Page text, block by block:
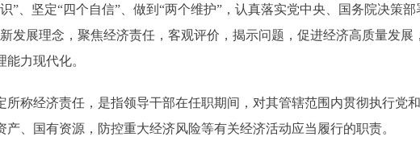
”、坚定“四个自信”、做到“两个维护”，认真落实党中央、国务院决策
发展理念，聚焦经济责任，客观评价，揭示问题，促进经济高质量发
能力现代化。
经济责任，是指领导干部在任职期间，对其管辖范围内贯彻执行党和
产、国有资源，防控重大经济风险等有关经济活动应当履行的职责。